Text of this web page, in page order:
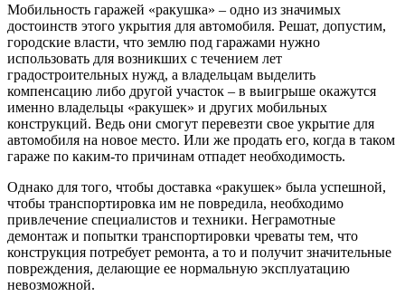
Мобильность гаражей «ракушка» – одно из значимых
достоинств этого укрытия для автомобиля. Решат, допустим,
городские власти, что землю под гаражами нужно
использовать для возникших с течением лет
градостроительных нужд, а владельцам выделить
компенсацию либо другой участок – в выигрыше окажутся
именно владельцы «ракушек» и других мобильных
конструкций. Ведь они смогут перевезти свое укрытие для
автомобиля на новое место. Или же продать его, когда в таком
гараже по каким-то причинам отпадет необходимость.
Однако для того, чтобы доставка «ракушек» была успешной,
чтобы транспортировка им не повредила, необходимо
привлечение специалистов и техники. Неграмотные
демонтаж и попытки транспортировки чреваты тем, что
конструкция потребует ремонта, а то и получит значительные
повреждения, делающие ее нормальную эксплуатацию
невозможной.